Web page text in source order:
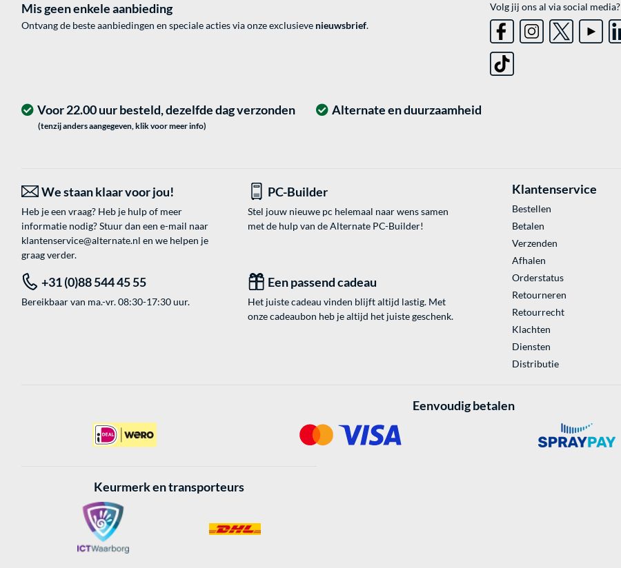
Mis geen enkele aanbieding
Ontvang de beste aanbiedingen en speciale acties via onze exclusieve nieuwsbrief.
Volg jij ons al via social media?
Alternate en duurzaamheid
Voor 22.00 uur besteld, dezelfde dag verzonden
(tenzij anders aangegeven, klik voor meer info)
We staan klaar voor jou!
Heb je een vraag? Heb je hulp of meer
informatie nodig? Stuur dan een e-mail naar
klantenservice@alternate.nl en we helpen je
graag verder.
PC-Builder
Stel jouw nieuwe pc helemaal naar wens samen
met de hulp van de Alternate PC-Builder!
+31 (0)88 544 45 55
Bereikbaar van ma.-vr. 08:30-17:30 uur.
Een passend cadeau
Het juiste cadeau vinden blijft altijd lastig. Met
onze cadeaubon heb je altijd het juiste geschenk.
Klantenservice
Bestellen
Betalen
Verzenden
Afhalen
Orderstatus
Retourneren
Retourrecht
Klachten
Diensten
Distributie
Eenvoudig betalen
Keurmerk en transporteurs